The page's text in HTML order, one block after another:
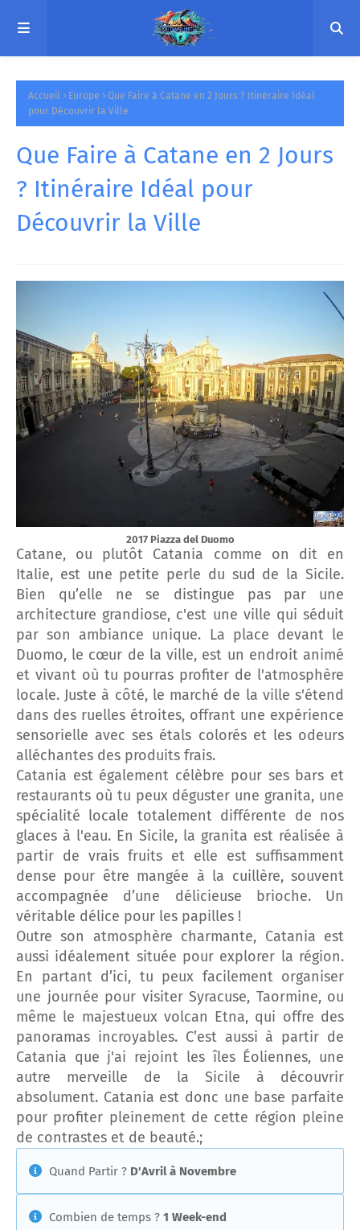
Accueil Europe
Que Faire à Catane en 2 Jours ? Itinéraire Idéal
pour Découvrir la Ville
Que Faire à Catane en 2 Jours
? Itinéraire Idéal pour
Découvrir la Ville
2017 Piazza del Duomo
Catane, ou plutôt Catania comme on dit en
Italie, est une petite perle du sud de la Sicile.
Bien qu’elle ne se distingue pas par une
architecture grandiose, c'est une ville qui séduit
par son ambiance unique. La place devant le
Duomo, le cœur de la ville, est un endroit animé
et vivant où tu pourras profiter de l'atmosphère
locale. Juste à côté, le marché de la ville s'étend
dans des ruelles étroites, offrant une expérience
sensorielle avec ses étals colorés et les odeurs
alléchantes des produits frais.
Catania est également célèbre pour ses bars et
restaurants où tu peux déguster une granita, une
spécialité locale totalement différente de nos
glaces à l'eau. En Sicile, la granita est réalisée à
partir de vrais fruits et elle est suffisamment
dense pour être mangée à la cuillère, souvent
accompagnée d’une délicieuse brioche. Un
véritable délice pour les papilles !
Outre son atmosphère charmante, Catania est
aussi idéalement située pour explorer la région.
En partant d’ici, tu peux facilement organiser
une journée pour visiter Syracuse, Taormine, ou
même le majestueux volcan Etna, qui offre des
panoramas incroyables. C’est aussi à partir de
Catania que j'ai rejoint les îles Éoliennes, une
autre merveille de la Sicile à découvrir
absolument. Catania est donc une base parfaite
pour profiter pleinement de cette région pleine
de contrastes et de beauté.;
Quand Partir ? D'Avril à Novembre
Combien de temps ? 1 Week-end